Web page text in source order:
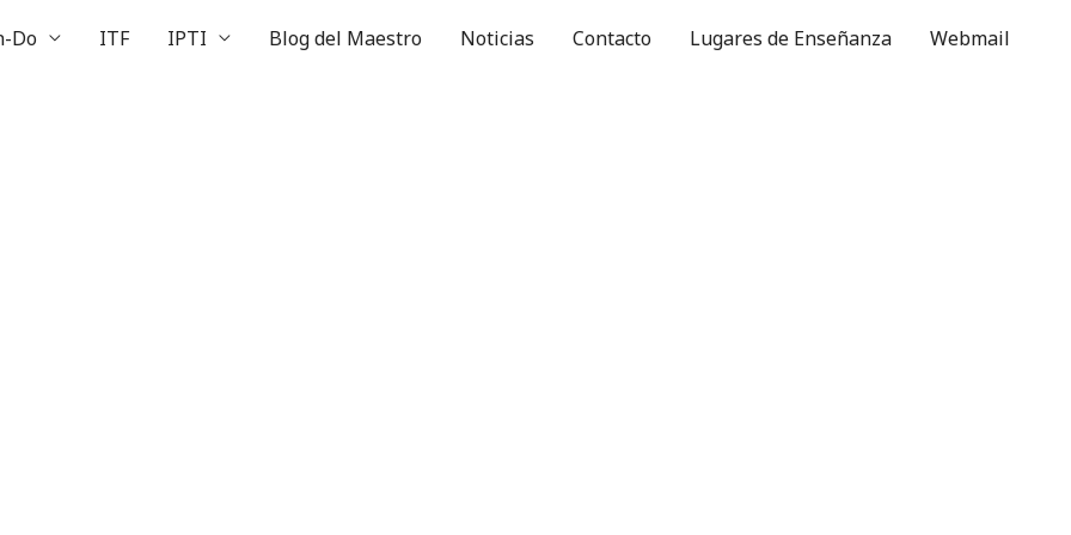
Do ITF IPTI Blog del Maestro Noticias Contacto Lugares de Enseñanza Webmail